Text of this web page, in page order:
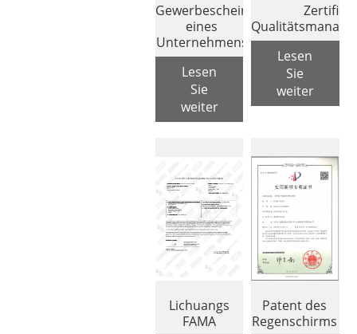
Gewerbeschein
eines
Unternehmens
Lesen
Sie
weiter
Lesen
Sie
weiter
Lichuangs
FAMA
Patent des
Regenschirms